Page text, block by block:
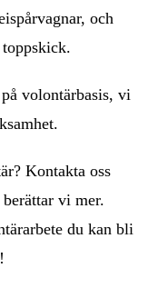
och
volontärbasis, vi
Kontakta oss
berättar vi mer.
du kan bli